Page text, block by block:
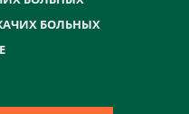
БОЛЬНЫХ